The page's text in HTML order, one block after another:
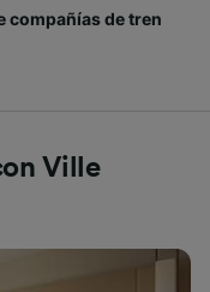
compañías de tren
Ville